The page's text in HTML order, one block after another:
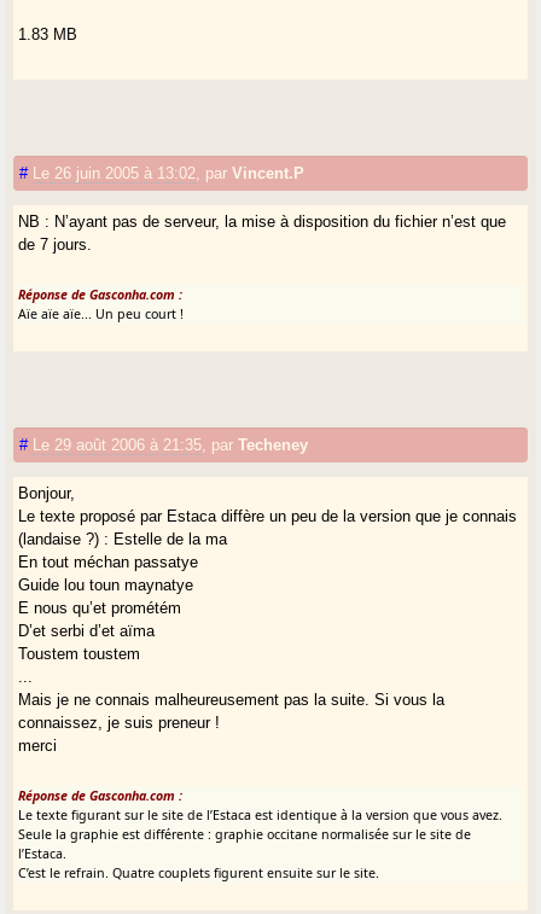
1.83 MB
# Le 26 juin 2005 à 13:02 parVincent.P
NB : N’ayant pas de serveur, la mise à disposition du fichier n’est que
de 7 jours.
Réponse de Gasconha.com :
Aïe aïe aïe... Un peu court !
# Le 29 août 2006 à 21:35 parTecheney
Bonjour,
Le texte proposé par Estaca diffère un peu de la version que je connais
(landaise ?) : Estelle de la ma
En tout méchan passatye
Guide lou toun maynatye
E nous qu’et prométém
D’et serbi d’et aïma
Toustem toustem
Mais je ne connais malheureusement pas la suite. Si vous la
connaissez, je suis preneur !
merci
Réponse de Gasconha.com :
Le texte figurant sur le site de l’Estaca est identique à la version que vous avez.
Seule la graphie est différente : graphie occitane normalisée sur le site de
l’Estaca.
C’est le refrain. Quatre couplets figurent ensuite sur le site.